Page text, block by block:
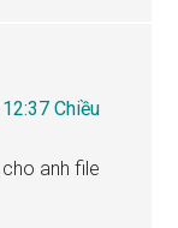
Chiều
anh file